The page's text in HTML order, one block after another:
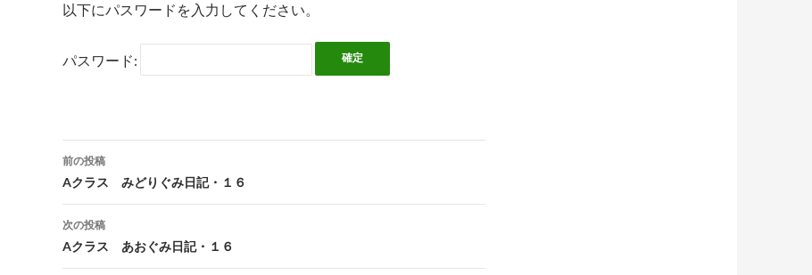
以下にパスワードを入力してください。
パスワード:
投
稿
ナ
前の投稿
Aクラス みどりぐみ日記・１６
次の投稿
Aクラス あおぐみ日記・１６